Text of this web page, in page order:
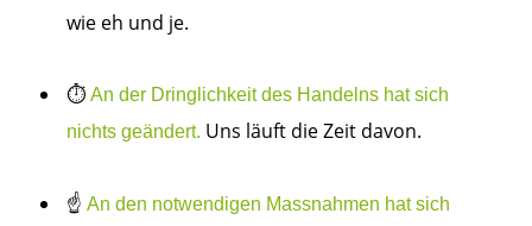
wie eh und je.
⏱️ An der Dringlichkeit des Handelns hat sich
nichts geändert. Uns läuft die Zeit davon.
☝ An den notwendigen Massnahmen hat sich